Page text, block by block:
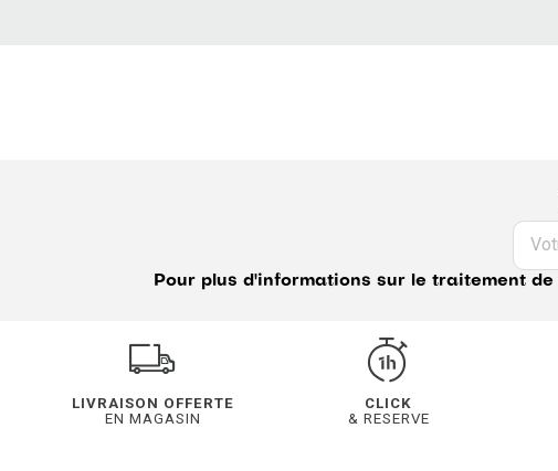
Pour plus d'informations sur le traitement
LIVRAISON OFFERTE
EN MAGASIN
CLICK
& RESERVE